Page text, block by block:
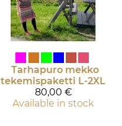
Tarhapuro mekko
tekemispaketti L-2XL
80,00 €
Available in stock